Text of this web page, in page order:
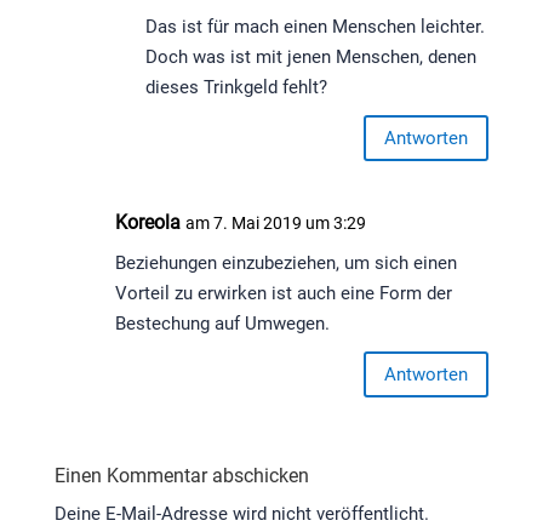
Das ist für mach einen Menschen leichter.
Doch was ist mit jenen Menschen, denen
dieses Trinkgeld fehlt?
Antworten
Koreola am 7. Mai 2019 um 3:29
Beziehungen einzubeziehen, um sich einen
Vorteil zu erwirken ist auch eine Form der
Bestechung auf Umwegen.
Antworten
Einen Kommentar abschicken
Deine E-Mail-Adresse wird nicht veröffentlicht.